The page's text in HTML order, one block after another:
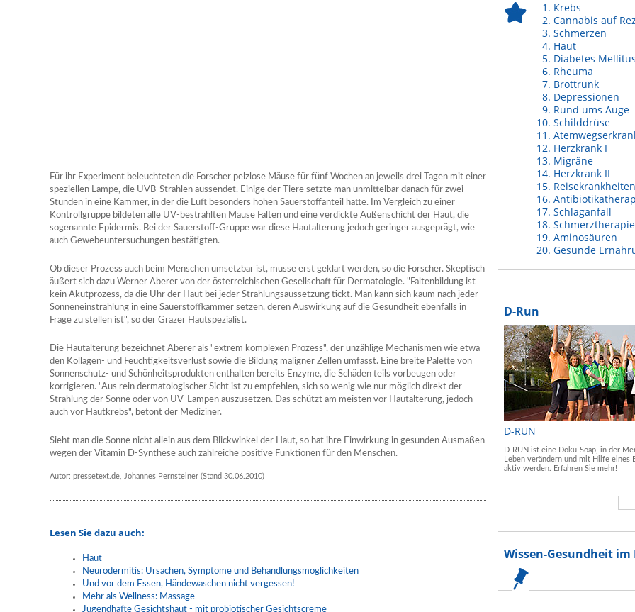
Für ihr Experiment beleuchteten die Forscher pelzlose Mäuse für fünf Wochen an jeweils drei Tagen mit einer
speziellen Lampe, die UVB-Strahlen aussendet. Einige der Tiere setzte man unmittelbar danach für zwei
Stunden in eine Kammer, in der die Luft besonders hohen Sauerstoffanteil hatte. Im Vergleich zu einer
Kontrollgruppe bildeten alle UV-bestrahlten Mäuse Falten und eine verdickte Außenschicht der Haut, die
sogenannte Epidermis. Bei der Sauerstoff-Gruppe war diese Hautalterung jedoch geringer ausgeprägt, wie
auch Gewebeuntersuchungen bestätigten.
Ob dieser Prozess auch beim Menschen umsetzbar ist, müsse erst geklärt werden, so die Forscher. Skeptisch
äußert sich dazu Werner Aberer von der österreichischen Gesellschaft für Dermatologie. "Faltenbildung ist
kein Akutprozess, da die Uhr der Haut bei jeder Strahlungsaussetzung tickt. Man kann sich kaum nach jeder
Sonneneinstrahlung in eine Sauerstoffkammer setzen, deren Auswirkung auf die Gesundheit ebenfalls in
Frage zu stellen ist", so der Grazer Hautspezialist.
Die Hautalterung bezeichnet Aberer als "extrem komplexen Prozess", der unzählige Mechanismen wie etwa
den Kollagen- und Feuchtigkeitsverlust sowie die Bildung maligner Zellen umfasst. Eine breite Palette von
Sonnenschutz- und Schönheitsprodukten enthalten bereits Enzyme, die Schäden teils vorbeugen oder
korrigieren. "Aus rein dermatologischer Sicht ist zu empfehlen, sich so wenig wie nur möglich direkt der
Strahlung der Sonne oder von UV-Lampen auszusetzen. Das schützt am meisten vor Hautalterung, jedoch
auch vor Hautkrebs", betont der Mediziner.
Sieht man die Sonne nicht allein aus dem Blickwinkel der Haut, so hat ihre Einwirkung in gesunden Ausmaßen
wegen der Vitamin D-Synthese auch zahlreiche positive Funktionen für den Menschen.
Autor: pressetext.de, Johannes Pernsteiner (Stand 30.06.2010)
Lesen Sie dazu auch:
Haut
Neurodermitis: Ursachen, Symptome und Behandlungsmöglichkeiten
Und vor dem Essen, Händewaschen nicht vergessen!
Mehr als Wellness: Massage
Jugendhafte Gesichtshaut - mit probiotischer Gesichtscreme
Krebs
Cannabis auf
Schmerzen
Haut
Diabetes Mellitus
Rheuma
Brottrunk
Depressionen
Rund ums Auge
Schilddrüse
Herzkrank I
Migräne
Herzkrank II
Reisekrankheiten
Schlaganfall
Schmerztherapie
Aminosäuren
Gesunde
D-Run
D-RUN
D-RUN ist eine Doku-Soap, in der
Leben verändern und mit Hilfe eines
aktiv werden. Erfahren Sie mehr!
Wissen-Gesundheit im